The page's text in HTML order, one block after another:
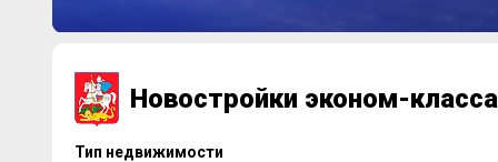
Новостройки эконом-
Тип недвижимости